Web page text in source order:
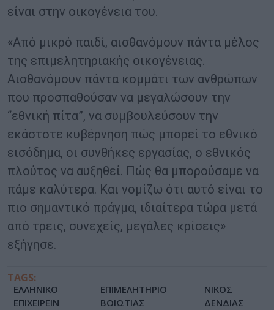
είναι στην οικογένεια του.
«Από μικρό παιδί, αισθανόμουν πάντα μέλος
της επιμελητηριακής οικογένειας.
Αισθανόμουν πάντα κομμάτι των ανθρώπων
που προσπαθούσαν να μεγαλώσουν την
“εθνική πίτα”, να συμβουλεύσουν την
εκάστοτε κυβέρνηση πώς μπορεί το εθνικό
εισόδημα, οι συνθήκες εργασίας, ο εθνικός
πλούτος να αυξηθεί. Πώς θα μπορούσαμε να
πάμε καλύτερα. Και νομίζω ότι αυτό είναι το
πιο σημαντικό πράγμα, ιδιαίτερα τώρα μετά
από τρεις, συνεχείς, μεγάλες κρίσεις»
εξήγησε.
TAGS:
ΕΛΛΗΝΙΚΟ
ΕΠΙΧΕΙΡΕΙΝ
ΕΠΙΜΕΛΗΤΗΡΙΟ
ΒΟΙΩΤΙΑΣ
ΝΙΚΟΣ
ΔΕΝΔΙΑΣ